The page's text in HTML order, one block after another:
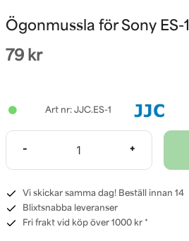
Ögonmussla för Sony ES-1
79 kr
JJC.ES-1
- +
Vi skickar samma dag! Beställ innan 14
Blixtsnabba leveranser
Fri frakt vid köp över 1000 kr *